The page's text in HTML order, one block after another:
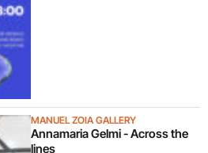
MANUEL ZOIA GALLERY
Annamaria Gelmi - Across the
lines